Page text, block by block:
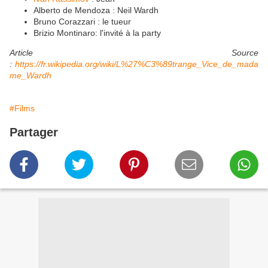
Alberto de Mendoza : Neil Wardh
Bruno Corazzari : le tueur
Brizio Montinaro: l'invité à la party
Article Source
: https://fr.wikipedia.org/wiki/L%27%C3%89trange_Vice_de_mada
me_Wardh
#Films
Partager